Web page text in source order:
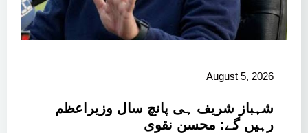
August 5, 2026
شہباز شریف ہی پانچ سال وزیراعظم
رہیں گے: محسن نقوی